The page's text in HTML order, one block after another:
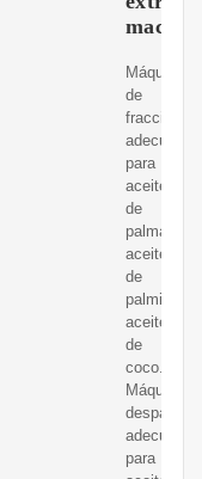
Máquina
de
adecuada
para
aceite
de
palma,
aceite
de
palmiste,
aceite
de
coco.
Máquina
adecuada
para